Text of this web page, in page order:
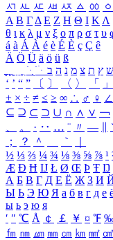
ㅺ ㅻ ㅼ ㅽ ㅾ ㅿ ㆀ ㆁ
Α Β ΓΔ Ε Ζ Η Θ Ι ΚΛ
θ ι κ λ μ ν ξ ο π ρ σ τ υ
á à Á À é è É È ç Ç ê
Ä Ö Ü ä ö ü ß
ִֶֹ ֻּ ׁׂ ש ץ ת צ מ נ ה ב
‘ ’ “ ” 〔 〕 〈 〉 「 」
± × ÷ ≠ ≤ ≥ ∞ ∴ ♂ ♀ ∠
⊆ ⊇ ⊂ ⊃ ∪ ∩ ∧ ∨ ￢
、
。 · ‥ … ¨ 〃 ―
；
？ ＾ ｀
½ ⅓ ⅔ ¼ ¾ ⅛ ⅜ ⅝ ⅞ ¹
Æ Ð Ħ Ĳ Ł Ø Œ Þ Ŧ Ŋ
А Б В Г Д Е Ё Ж З И
Ы Ь Э Ю Я а б в г д е
ы ь э ю я
′ ″ ℃ Å ￠ ￡ ￥ ¤ ℉
㎙ ㎚ ㎛ ㎜ ㎝ ㎞ ㎟ ㎠